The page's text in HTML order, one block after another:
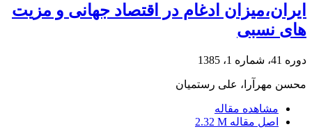
ایران،میزان ادغام در اقتصاد جهانی و مزیت
های نسبی
دوره 41، شماره 1، 1385
محسن مهرآرا، علی رستمیان
مشاهده مقاله
اصل مقاله 2.32 M